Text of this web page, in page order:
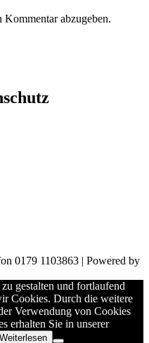
abzugeben.
0179 1103863 | Powered by
gestalten und fortlaufend
Cookies. Durch die weitere
Verwendung von Cookies
erhalten Sie in unserer
Weiterlesen